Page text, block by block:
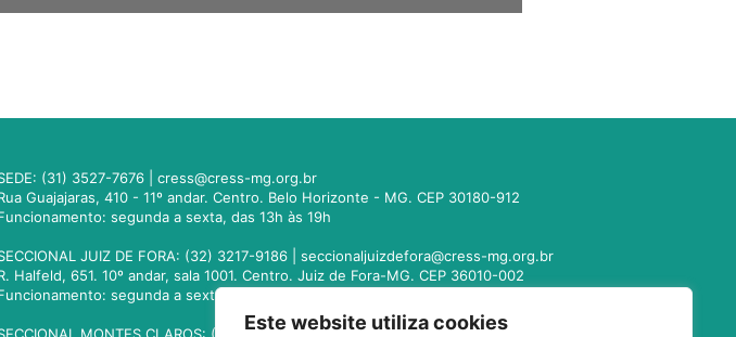
Este website utiliza cookies
(31) 3527-7676 |cress@cress-mg.org.br
Guajajaras, 410 - 11º andar. Centro. Belo Horizonte - MG. CEP 30180-912
segunda a sexta, das 13h às 19h
JUIZ DE FORA: (32) 3217-9186 |seccionaljuizdefora@cress-mg.org.br
Halfeld, 651. 10º andar, sala 1001. Centro. Juiz de Fora-MG. CEP 36010-002
segunda a sexta, das 13h às 19h